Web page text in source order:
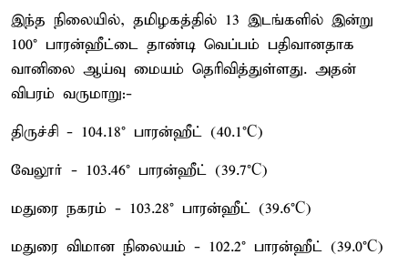
இந்த நிலையில், தமிழகத்தில் 13 இடங்களில் இன்று
100° பாரன்ஹீட்டை தாண்டி வெப்பம் பதிவானதாக
வானிலை ஆய்வு மையம் தெரிவித்துள்ளது. அதன்
விபரம் வருமாறு:-
திருச்சி - 104.18° பாரன்ஹீட் (40.1°C)
வேலூர் - 103.46° பாரன்ஹீட் (39.7°C)
மதுரை நகரம் - 103.28° பாரன்ஹீட் (39.6°C)
மதுரை விமான நிலையம் - 102.2° பாரன்ஹீட் (39.0°C)